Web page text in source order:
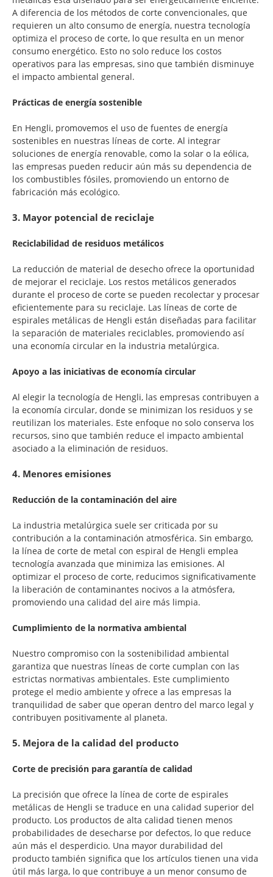
A diferencia de los métodos de corte convencionales, que
requieren un alto consumo de energía, nuestra tecnología
optimiza el proceso de corte, lo que resulta en un menor
consumo energético. Esto no solo reduce los costos
operativos para las empresas, sino que también disminuye
el impacto ambiental general.
Prácticas de energía sostenible
En Hengli, promovemos el uso de fuentes de energía
sostenibles en nuestras líneas de corte. Al integrar
soluciones de energía renovable, como la solar o la eólica,
las empresas pueden reducir aún más su dependencia de
los combustibles fósiles, promoviendo un entorno de
fabricación más ecológico.
3. Mayor potencial de reciclaje
Reciclabilidad de residuos metálicos
La reducción de material de desecho ofrece la oportunidad
de mejorar el reciclaje. Los restos metálicos generados
durante el proceso de corte se pueden recolectar y procesar
eficientemente para su reciclaje. Las líneas de corte de
espirales metálicas de Hengli están diseñadas para facilitar
la separación de materiales reciclables, promoviendo así
una economía circular en la industria metalúrgica.
Apoyo a las iniciativas de economía circular
Al elegir la tecnología de Hengli, las empresas contribuyen a
la economía circular, donde se minimizan los residuos y se
reutilizan los materiales. Este enfoque no solo conserva los
recursos, sino que también reduce el impacto ambiental
asociado a la eliminación de residuos.
4. Menores emisiones
Reducción de la contaminación del aire
La industria metalúrgica suele ser criticada por su
contribución a la contaminación atmosférica. Sin embargo,
la línea de corte de metal con espiral de Hengli emplea
tecnología avanzada que minimiza las emisiones. Al
optimizar el proceso de corte, reducimos significativamente
la liberación de contaminantes nocivos a la atmósfera,
promoviendo una calidad del aire más limpia.
Cumplimiento de la normativa ambiental
Nuestro compromiso con la sostenibilidad ambiental
garantiza que nuestras líneas de corte cumplan con las
estrictas normativas ambientales. Este cumplimiento
protege el medio ambiente y ofrece a las empresas la
tranquilidad de saber que operan dentro del marco legal y
contribuyen positivamente al planeta.
5. Mejora de la calidad del producto
Corte de precisión para garantía de calidad
La precisión que ofrece la línea de corte de espirales
metálicas de Hengli se traduce en una calidad superior del
producto. Los productos de alta calidad tienen menos
probabilidades de desecharse por defectos, lo que reduce
aún más el desperdicio. Una mayor durabilidad del
producto también significa que los artículos tienen una vida
útil más larga, lo que contribuye a un menor consumo de